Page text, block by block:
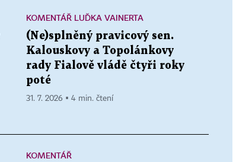
KOMENTÁŘ LUĎKA VAINERTA
(Ne)splněný pravicový sen.
Kalouskovy a Topolánkovy
rady Fialově vládě čtyři roky
poté
31. 7. 2026 ▪ 4 min. čtení
KOMENTÁŘ